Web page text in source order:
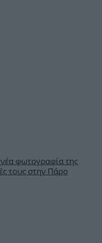
φωτογραφία της
τους στην Πάρο